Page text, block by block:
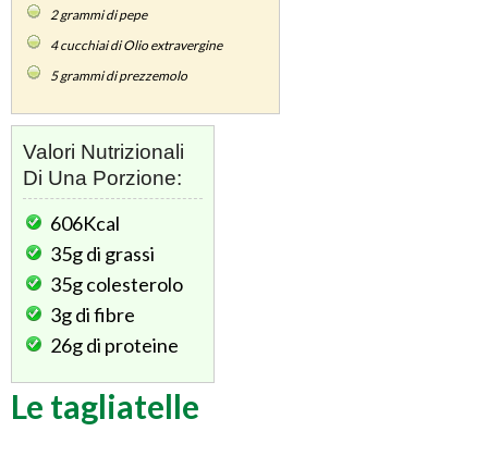
2grammi di pepe
4cucchiai di Olio extravergine
5grammi di prezzemolo
Valori Nutrizionali
Di Una Porzione:
606Kcal
35gdi grassi
35gcolesterolo
3gdi fibre
26gdi proteine
Le tagliatelle